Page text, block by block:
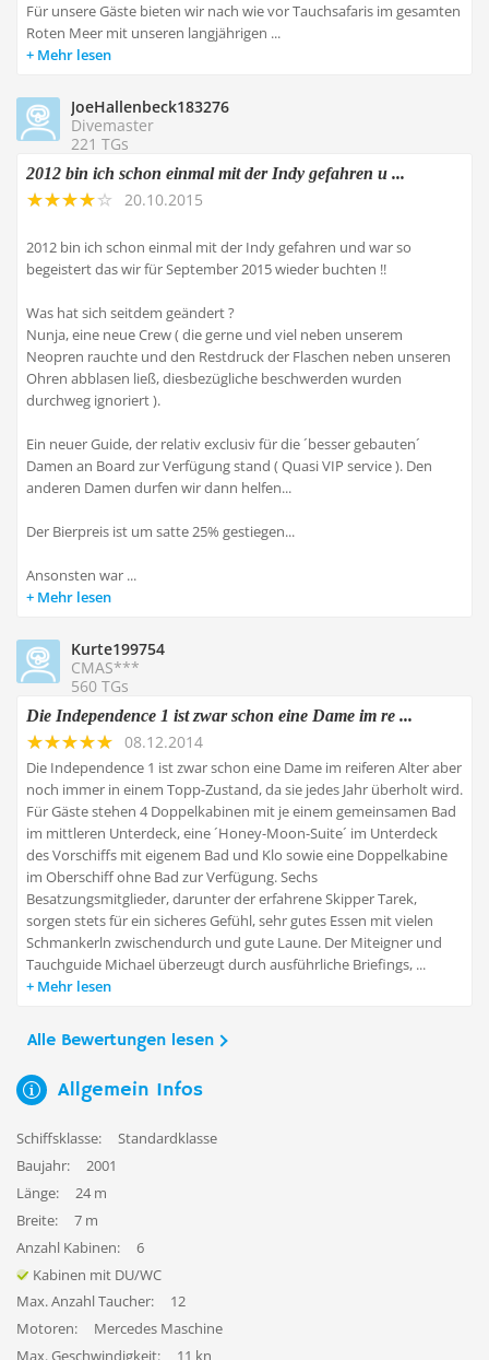
Für unsere Gäste bieten wir nach wie vor Tauchsafaris im gesamten
Roten Meer mit unseren langjährigen ...
Mehr lesen
JoeHallenbeck183276
Divemaster
221 TGs
2012 bin ich schon einmal mit der Indy gefahren u ...
20.10.2015
2012 bin ich schon einmal mit der Indy gefahren und war so
begeistert das wir für September 2015 wieder buchten !!
Was hat sich seitdem geändert ?
Nunja, eine neue Crew ( die gerne und viel neben unserem
Neopren rauchte und den Restdruck der Flaschen neben unseren
Ohren abblasen ließ, diesbezügliche beschwerden wurden
durchweg ignoriert ).
Ein neuer Guide, der relativ exclusiv für die ´besser gebauten´
Damen an Board zur Verfügung stand ( Quasi VIP service ). Den
anderen Damen durfen wir dann helfen...
Der Bierpreis ist um satte 25% gestiegen...
Ansonsten war ...
Mehr lesen
Kurte199754
CMAS***
560 TGs
Die Independence 1 ist zwar schon eine Dame im re ...
08.12.2014
Die Independence 1 ist zwar schon eine Dame im reiferen Alter aber
noch immer in einem Topp-Zustand, da sie jedes Jahr überholt wird.
Für Gäste stehen 4 Doppelkabinen mit je einem gemeinsamen Bad
im mittleren Unterdeck, eine ´Honey-Moon-Suite´ im Unterdeck
des Vorschiffs mit eigenem Bad und Klo sowie eine Doppelkabine
im Oberschiff ohne Bad zur Verfügung. Sechs
Besatzungsmitglieder, darunter der erfahrene Skipper Tarek,
sorgen stets für ein sicheres Gefühl, sehr gutes Essen mit vielen
Schmankerln zwischendurch und gute Laune. Der Miteigner und
Tauchguide Michael überzeugt durch ausführliche Briefings, ...
Mehr lesen
Alle Bewertungen lesen
Allgemein Infos
Schiffsklasse:
Standardklasse
Baujahr:
2001
Länge:
24 m
Breite:
7 m
Anzahl Kabinen:
6
Kabinen mit DU/WC
Max. Anzahl Taucher:
12
Motoren:
Mercedes Maschine
Max. Geschwindigkeit:
11 kn